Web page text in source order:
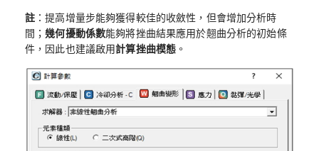
註 ：提高增量步能夠獲得較佳的收斂性，但會增加分析時
間；幾何擾動係數能夠將挫曲結果應用於翹曲分析的初始條
件，因此也建議啟用計算挫曲模態 。